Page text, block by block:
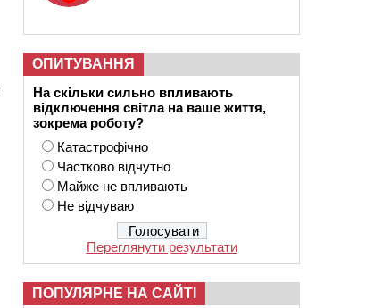
ОПИТУВАННЯ
На скільки сильно впливають
відключення світла на ваше життя,
зокрема роботу?
Катастрофічно
Частково відчутно
Майже не впливають
Не відчуваю
Переглянути результати
ПОПУЛЯРНЕ НА САЙТІ